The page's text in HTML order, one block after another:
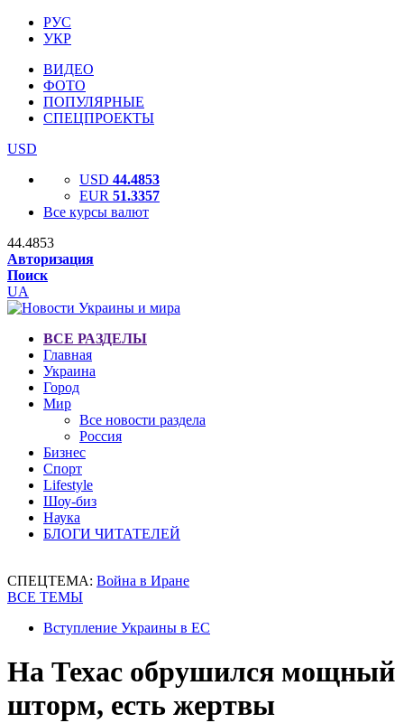
РУС
УКР
ВИДЕО
ФОТО
ПОПУЛЯРНЫЕ
СПЕЦПРОЕКТЫ
USD
USD 44.4853
EUR 51.3357
Все курсы валют
44.4853
Авторизация
Поиск
UA
ВСЕ РАЗДЕЛЫ
Главная
Украина
Город
Мир
Все новости раздела
Россия
Бизнес
Спорт
Lifestyle
Шоу-биз
Наука
БЛОГИ ЧИТАТЕЛЕЙ
СПЕЦТЕМА: Война в Иране
ВСЕ ТЕМЫ
Вступление Украины в ЕС
На Техас обрушился мощный
шторм, есть жертвы